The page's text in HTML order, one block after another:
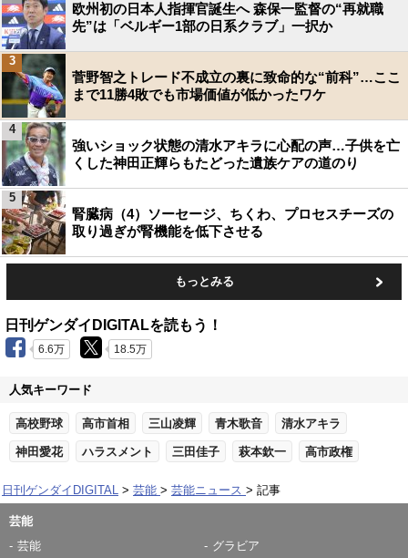
欧州初の日本人指揮官誕生へ 森保一監督の“再就職
先”は「ベルギー1部の日系クラブ」一択か
菅野智之トレード不成立の裏に致命的な“前科”…ここ
まで11勝4敗でも市場価値が低かったワケ
3
強いショック状態の清水アキラに心配の声…子供を亡
くした神田正輝らもたどった遺族ケアの道のり
4
腎臓病（4）ソーセージ、ちくわ、プロセスチーズの
取り過ぎが腎機能を低下させる
5
もっとみる
日刊ゲンダイDIGITALを読もう！
6.6万 18.5万
人気キーワード
高校野球 高市首相 三山凌輝 青木歌音 清水アキラ
神田愛花 ハラスメント 三田佳子 萩本欽一 高市政権
日刊ゲンダイDIGITAL 芸能 芸能ニュース 記事
芸能
芸能
グラビア